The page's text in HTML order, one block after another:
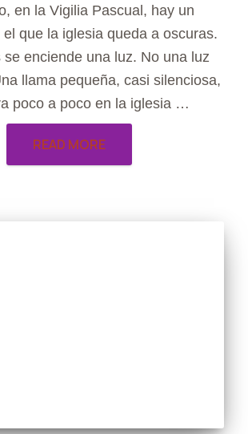
en la Vigilia Pascual, hay un
que la iglesia queda a oscuras.
se enciende una luz. No una luz
llama pequeña, casi silenciosa,
poco a poco en la iglesia …
READ MORE